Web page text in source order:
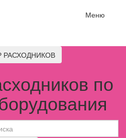
Меню
РАСХОДНИКОВ
по